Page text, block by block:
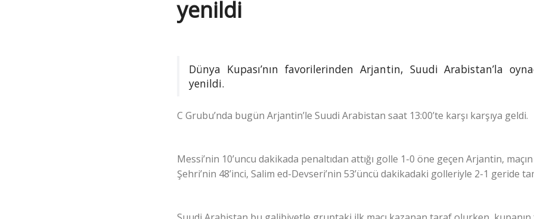
yenildi
Dünya Kupası’nın favorilerinden Arjantin, Suudi Arabistan’la
yenildi.
C Grubu’nda bugün Arjantin’le Suudi Arabistan saat 13:00’te karşı karşıya geldi.
Messi’nin 10’uncu dakikada penaltıdan attığı golle 1-0 öne geçen Arjantin, maçın
Şehri’nin 48’inci, Salim ed-Devseri’nin 53’üncü dakikadaki golleriyle 2-1 geride